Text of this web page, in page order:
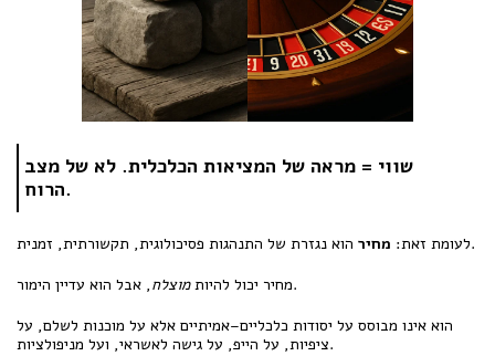
שווי = מראה של המציאות הכלכלית. לא של מצב
הרוח.
לעומת זאת: מחיר
הוא נגזרת של התנהגות פסיכולוגית, תקשורתית, זמנית.
מחיר יכול להיותמוצלח
, אבל הוא עדיין הימור.
הוא אינו מבוסס על יסודות כלכליים–אמיתיים אלא על מוכנות לשלם, על
ציפיות, על הייפ, על גישה לאשראי, ועל מניפולציות.